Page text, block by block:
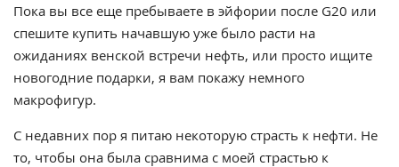
Пока вы все еще пребываете в эйфории после G20 или
спешите купить начавшую уже было расти на
ожиданиях венской встречи нефть, или просто ищите
новогодние подарки, я вам покажу немного
макрофигур.
С недавних пор я питаю некоторую страсть к нефти. Не
то, чтобы она была сравнима с моей страстью к